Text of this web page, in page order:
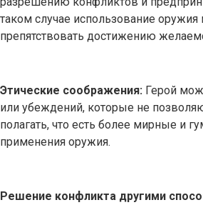
таком случае использование
препятствовать достижению
Этические соображения: Герой
или убеждений, которые не
полагать, что есть более мирные и
применения оружия.
Решение конфликта другими